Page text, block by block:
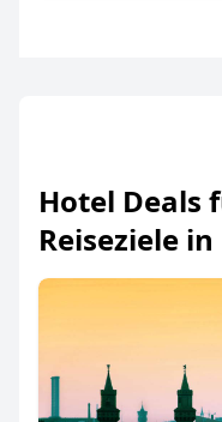
Hotel Deals
Reiseziele